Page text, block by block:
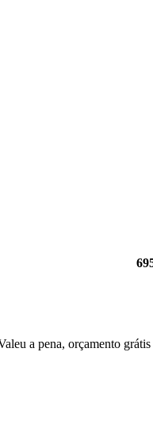
a pena, orçamento